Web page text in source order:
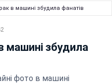
в машині збудила фанатів
машині збудила
фото в машині